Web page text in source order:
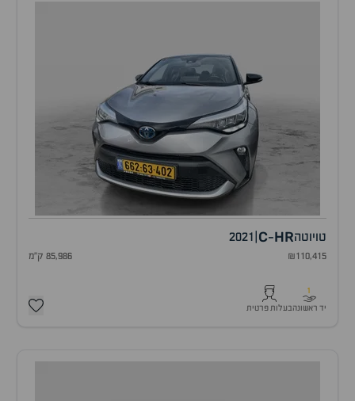
טויוטה C-HR
2021
₪110,415 85,986 ק"מ
1
יד ראשונהבעלות פרטית